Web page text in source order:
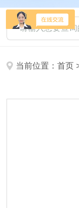
当前位置：首页